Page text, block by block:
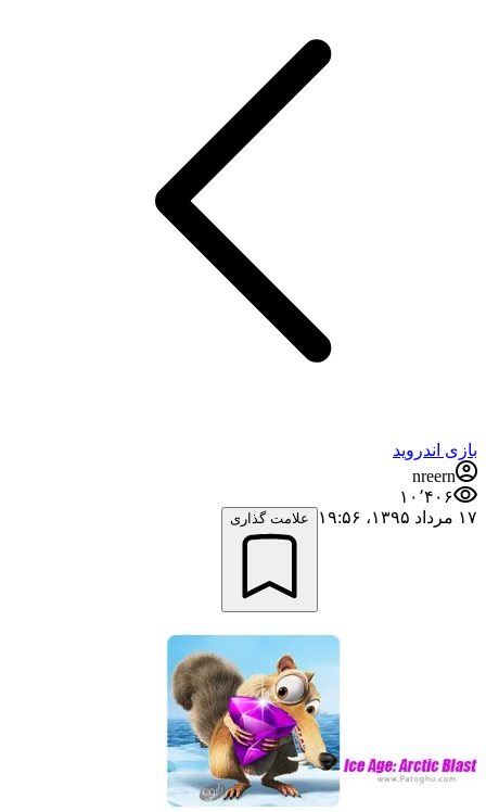
بازی اندروید
nreern
۱۰٬۴۰۶
۱۷ مرداد ۱۳۹۵،‏ ۱۹:۵۶
علامت گذاری